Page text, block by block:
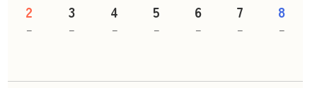
2
－
3
－
4
－
5
－
6
－
7
－
8
－